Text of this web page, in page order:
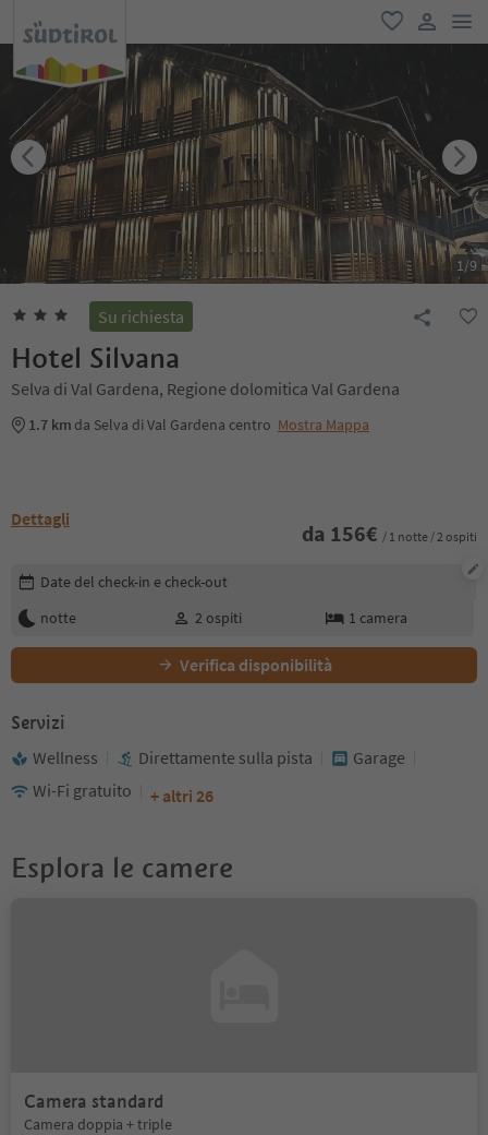
favoriti
user link
1/9
Su richiesta
Hotel Silvana
Selva di Val Gardena, Regione dolomitica Val Gardena
1.7 km da Selva di Val Gardena centro Mostra Mappa
Dettagli
da 156€ / 1 notte / 2 ospiti
Modifica i dettagli della prenotazione
Date del check-in e check-out
notte
2 ospiti 1 camera
Verifica disponibilità
Servizi
Wellness Direttamente sulla pista
Garage
Wi-Fi gratuito
+ altri 26
Esplora le camere
Camera standard
Camera doppia + triple